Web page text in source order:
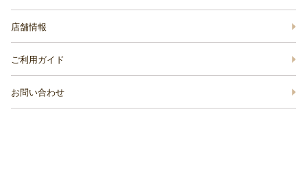
店舗情報
ご利用ガイド
お問い合わせ